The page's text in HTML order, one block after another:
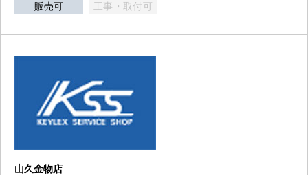
販売可 工事・取付可
山久金物店